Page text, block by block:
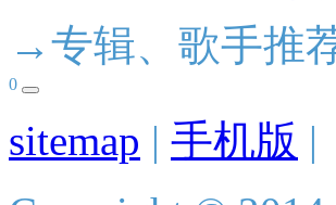
→专辑、歌手推
0
sitemap | 手机版 |